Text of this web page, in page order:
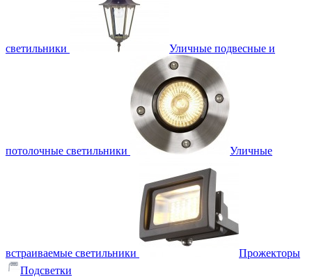
светильники Уличные подвесные и
потолочные светильники Уличные
встраиваемые светильники
Прожекторы
Подсветки